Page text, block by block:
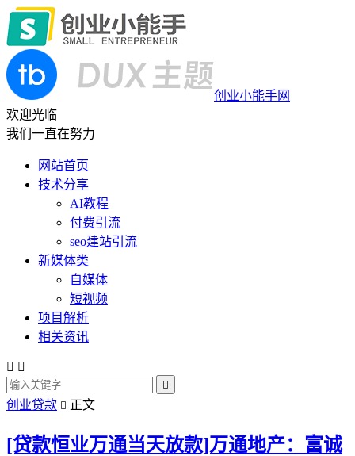
创业小能手网
欢迎光临
我们一直在努力
网站首页
技术分享
AI教程
付费引流
seo建站引流
新媒体类
自媒体
短视频
项目解析
相关资讯
 

创业贷款  正文
[贷款恒业万通当天放款]万通地产：富诚